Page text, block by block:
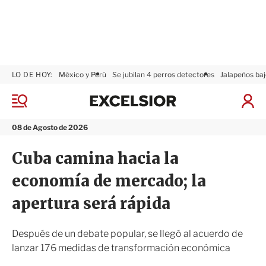
M
n
08 de Agosto de 2026
LO DE HOY: México y Perú Se jubilan 4 perros detectores Jalapeños
I
x
i
r
Cuba camina hacia la
economía de mercado; la
apertura será rápida
Después de un debate popular, se llegó al acuerdo de
lanzar 176 medidas de transformación económica